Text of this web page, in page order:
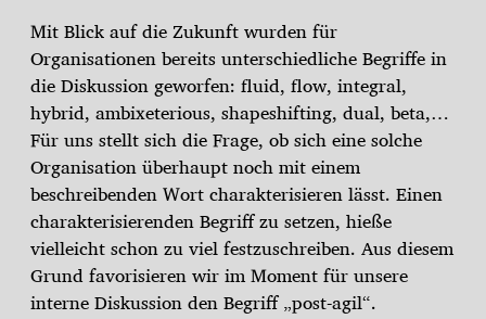
Mit Blick auf die Zukunft wurden für
Organisationen bereits unterschiedliche Begriffe in
die Diskussion geworfen: fluid, flow, integral,
hybrid, ambixeterious, shapeshifting, dual, beta,…
Für uns stellt sich die Frage, ob sich eine solche
Organisation überhaupt noch mit einem
beschreibenden Wort charakterisieren lässt. Einen
charakterisierenden Begriff zu setzen, hieße
vielleicht schon zu viel festzuschreiben. Aus diesem
Grund favorisieren wir im Moment für unsere
interne Diskussion den Begriff „post-agil“.